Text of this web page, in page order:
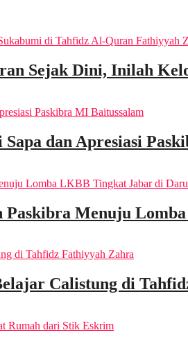
Sejak Dini, Inilah
dan Apresiasi
Paskibra Menuju
Calistung di